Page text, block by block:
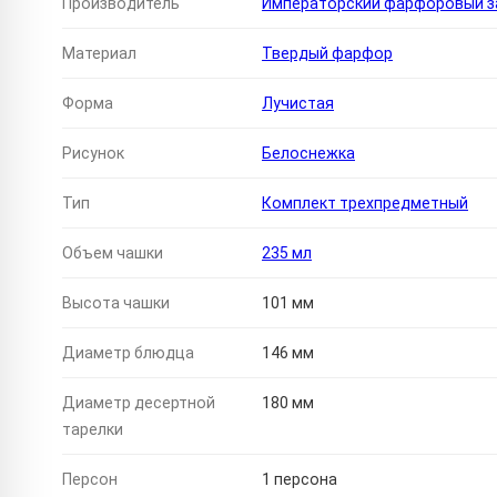
Производитель Императорский фарфоровый
Материал Твердый фарфор
Форма Лучистая
Рисунок Белоснежка
Тип Комплект трехпредметный
Объем чашки 235 мл
Высота чашки 101 мм
Диаметр блюдца 146 мм
Диаметр десертной
тарелки
180 мм
Персон 1 персона